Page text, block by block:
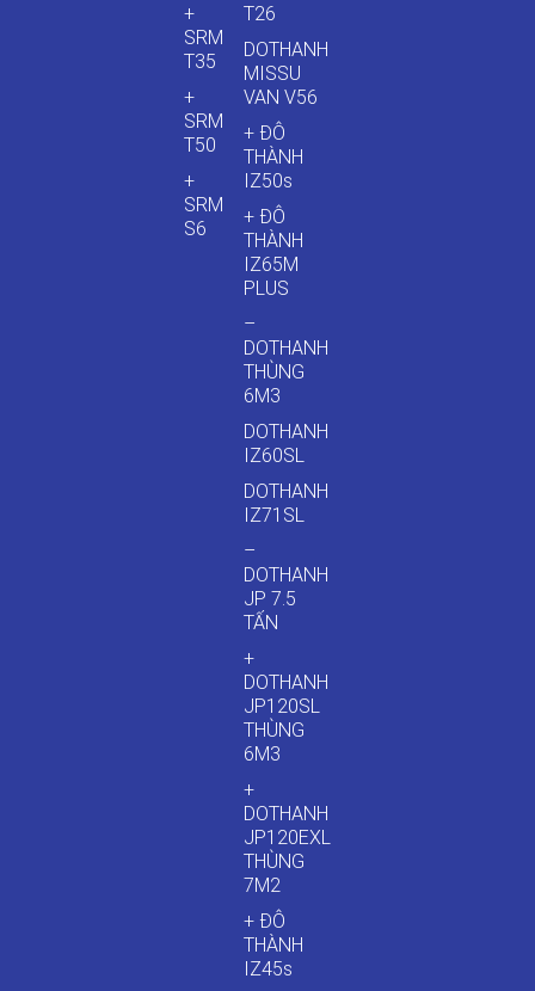
+
SRM
T35
+
SRM
T50
+
SRM
S6
T26
DOTHANH
MISSU
VAN V56
+ ĐÔ
THÀNH
IZ50s
+ ĐÔ
THÀNH
IZ65M
PLUS
–
DOTHANH
THÙNG
6M3
DOTHANH
IZ60SL
DOTHANH
IZ71SL
–
DOTHANH
JP 7.5
TẤN
+
DOTHANH
JP120SL
THÙNG
6M3
+
DOTHANH
JP120EXL
THÙNG
7M2
+ ĐÔ
THÀNH
IZ45s